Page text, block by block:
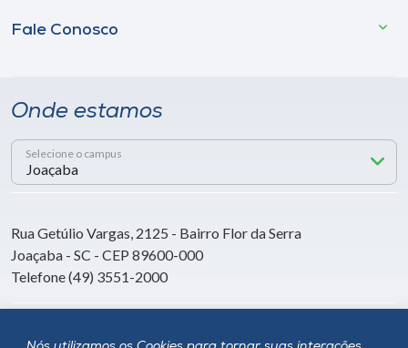
Fale Conosco
Onde estamos
Selecione o campus
Rua Getúlio Vargas, 2125 - Bairro Flor da Serra
Joaçaba - SC - CEP 89600-000
Telefone (49) 3551-2000
Siga a Unoesc